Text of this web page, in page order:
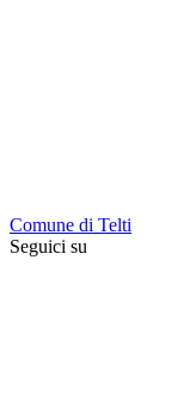
Comune di Telti
Seguici su